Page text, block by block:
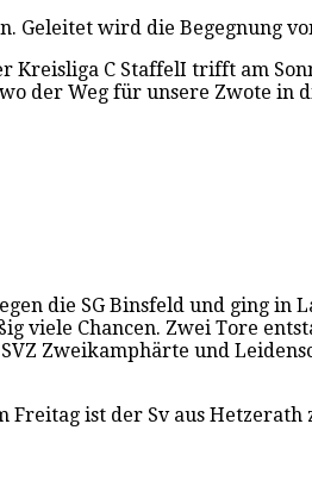
Geleitet wird die Begegnung
C StaffelI trifft am
der Weg für unsere Zwote
die SG Binsfeld und ging
Chancen. Zwei Tore
Zweikamphärte und
ist der Sv aus Hetzerath